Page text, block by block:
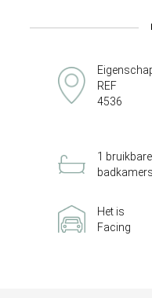
REF
4536
1 bruikbare
badkamers
Het is
Facing